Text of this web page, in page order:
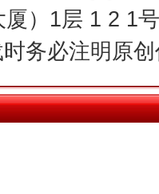
）1层 1 2 1
务必注明原
"炒